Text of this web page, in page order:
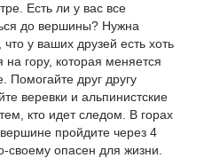
Есть ли у вас все
до вершины? Нужна
у ваших друзей есть хоть
на гору, которая меняется
Помогайте друг другу
веревки и альпинистские
кто идет следом. В горах
пройдите через 4
своему опасен для жизни.